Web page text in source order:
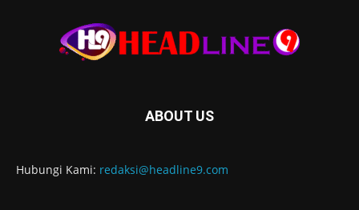
ABOUT US
Hubungi Kami: redaksi@headline9.com